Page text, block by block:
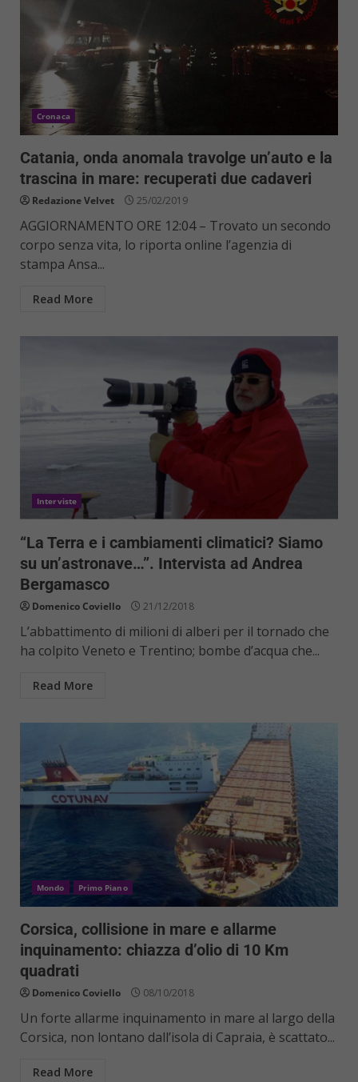
Cronaca
Catania, onda anomala travolge un’auto e la
trascina in mare: recuperati due cadaveri
Redazione Velvet 25/02/2019
AGGIORNAMENTO ORE 12:04 – Trovato un secondo
corpo senza vita, lo riporta online l’agenzia di
stampa Ansa...
Read More
Interviste
“La Terra e i cambiamenti climatici? Siamo
su un’astronave…”. Intervista ad Andrea
Bergamasco
Domenico Coviello 21/12/2018
L’abbattimento di milioni di alberi per il tornado che
ha colpito Veneto e Trentino; bombe d’acqua che...
Read More
Mondo Primo Piano
Corsica, collisione in mare e allarme
inquinamento: chiazza d’olio di 10 Km
quadrati
Domenico Coviello 08/10/2018
Un forte allarme inquinamento in mare al largo della
Corsica, non lontano dall’isola di Capraia, è scattato...
Read More